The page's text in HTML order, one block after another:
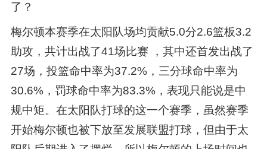
了？
梅尔顿本赛季在太阳队场均贡献5.0分2.6篮板3.2
助攻，共计出战了41场比赛 ，其中还首发出战了
27场，投篮命中率为37.2%，三分球命中率为
30.6%，罚球命中率为83.3%，表现只能说是中
规中矩。在太阳队打球的这一个赛季，虽然赛季
开始梅尔顿也被下放至发展联盟打球，但由于太